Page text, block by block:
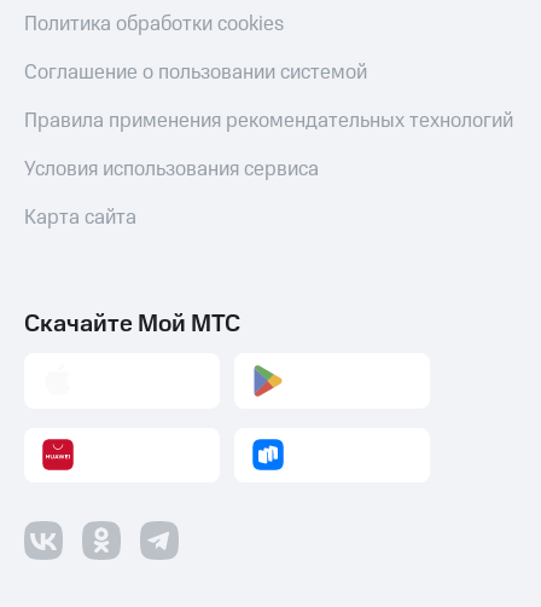
Политика обработки cookies
Соглашение о пользовании системой
Правила применения рекомендательных технологий
Условия использования сервиса
Карта сайта
Скачайте Мой МТС